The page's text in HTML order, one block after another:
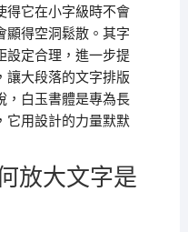
得它在小字級時不會
顯得空洞鬆散。其字
設定合理，進一步提
讓大段落的文字排版
，白玉書體是專為長
它用設計的力量默默
放大文字是